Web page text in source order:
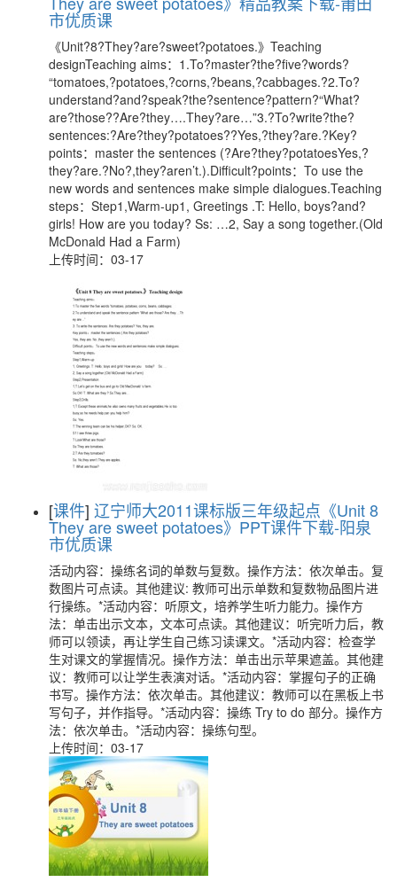
市优质课
《Unit?8?They?are?sweet?potatoes.》Teaching
designTeaching aims：1.To?master?the?five?words?
“tomatoes,?potatoes,?corns,?beans,?cabbages.?2.To?
understand?and?speak?the?sentence?pattern?“What?
are?those??Are?they….They?are…”3.?To?write?the?
sentences:?Are?they?potatoes??Yes,?they?are.?Key?
points：master the sentences (?Are?they?potatoesYes,?
they?are.?No?,they?aren’t.).Difficult?points：To use the
new words and sentences make simple dialogues.Teaching
steps：Step1,Warm-up1, Greetings .T: Hello, boys?and?
girls! How are you today? Ss: …2, Say a song together.(Old
McDonald Had a Farm)
上传时间：03-17
[课件] 辽宁师大2011课标版三年级起点《Unit 8
They are sweet potatoes》PPT课件下载-阳泉
市优质课
活动内容：操练名词的单数与复数。操作方法：依次单击。复
数图片可点读。其他建议: 教师可出示单数和复数物品图片进
行操练。*活动内容：听原文，培养学生听力能力。操作方
法：单击出示文本，文本可点读。其他建议：听完听力后，教
师可以领读，再让学生自己练习读课文。*活动内容：检查学
生对课文的掌握情况。操作方法：单击出示苹果遮盖。其他建
议：教师可以让学生表演对话。*活动内容：掌握句子的正确
书写。操作方法：依次单击。其他建议：教师可以在黑板上书
写句子，并作指导。*活动内容：操练 Try to do 部分。操作方
法：依次单击。*活动内容：操练句型。
上传时间：03-17